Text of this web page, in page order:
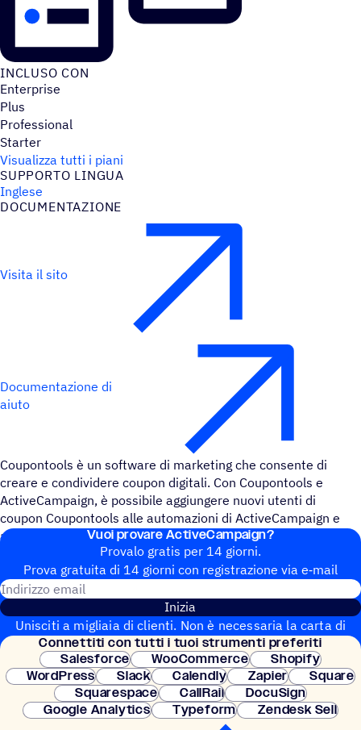
INCLUSO CON
Enterprise
Plus
Professional
Starter
Visualizza tutti i piani
SUPPORTO LINGUA
Inglese
DOCU­MEN­TA­ZIONE
Visita il sito
Documentazione di
aiuto
Coupontools è un software di marketing che consente di
creare e condividere coupon digitali. Con Coupontools e
ActiveCampaign, è possibile aggiungere nuovi utenti di
coupon Coupontools alle automazioni di ActiveCampaign e
automatizzare l'invio di soupon via e-mail.
Vuoi provare ActiveCampaign?
Provalo gratis per 14 giorni.
Prova gratuita di 14 giorni con regi­stra­zione via e‑mail
Inizia
Unisciti a migliaia di clienti. Non è necessaria la carta di
credito. Configurazione istantanea.
Connet­titi con tutti i tuoi strumenti preferiti
Salesforce
WooCommerce
Shopify
WordPress
Slack Calendly Zapier
Square
Squarespace
CallRail
DocuSign
Google Analytics
Typeform Zendesk Sell